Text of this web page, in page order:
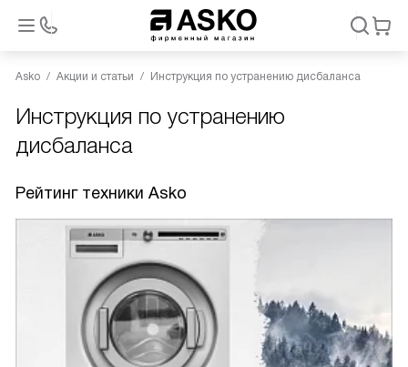
Asko Акции и статьи Инструкция по устранению дисбаланса
Инструкция по устранению
дисбаланса
Рейтинг техники Asko